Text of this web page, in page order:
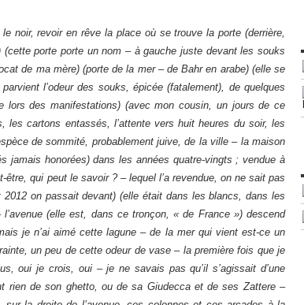
puis je suis reparti) et descendant encore l’avenue on trouvera la gare maritime, le terminus du TGM et d’autres choses encore – impossible de penser à ces histoires-là (celles de Tunisie) sans se souvenir (de celles de l’Algérie) (et du Maroc, notre ami le roi) de l’enlèvement devant la brasserie du boulevard Lipp, de la Tricontinentale et des terribles agissements des services secrets – le milieu des années soixante et ses barbouzes – et de ce fait, du coin de la rue, le drugstore (tu te souviens les drugstores ?) (un attentat, Carlos 74, celui des Champs-Elysées, celui de l’Opéra et dans celui-là, de Saint-Germain des Prés, éclate une grenade à fragmentation) (on vivait alors rue de Lille) – c’est que cette histoire ne m’est pas étrangère, tu vois (sans doute est-elle la résultante de ces événements, comme on les appelait : je ne savais, de ce qui advint, rien sinon ce qu’on ne m’en disait pas mais que je percevais, ce qu’on ne disait pas aux enfants et il se peut que nous les enfants les entendions parler de ces choses étranges (étrangères ?) les arabes, les autres, les Français et les attentats, la guerre « pacificatrice », ce type de blague je suppose (mais je n’y comprenais rien) – de ce moment où quinze ans plus tôt on tirait à la mitraillette sur la ds noire de jais du général du côté du Petit Clamart – quand on dit « du général » on ne sous-entend pas spécialement Alcazar – c’est cette époque-là, entre dix et quinze ans plus tard, probablement, comme si j’étais resté là-bas – la petite maison, je ne saurais dire où elle se trouve mais elle est dans les bleus, comme celle de la voisine Norma qui, elle, ne paye pas de loyer – on ne sait pas, existe-t-elle vraiment cette tondue-là ? chauves tous les deux, tous les trois, comme moi un peu – je suis sans doute dans les trois, il y a du Chagrin et de la Pitié dans cette histoire-là – pourtant en recherchant un peu ce qui s’y trame – et dans les odeurs de poissons frits, de jus d’orange et de lauriers roses – rendre les maisons de plain-pied ressortit peut-être du fait qu’il y avait là-bas au rez-de-chaussée un garage et une buanderie, mais pas de chambre – il se peut qu’aujourd’hui il s’agisse d’un studio dans lequel un adolescent regarde sur son téléphone portable quelque série stérile et interdite – il ne m’est pas tellement douteux que les acteurs soient des fantômes, j’aime savoir que Norma n’existe pas ou alors qu’elle ne représente que la mort simplement et qu’elle aime à se saisir de l’amour qu’elle éprouve pour le vieux salopard Fauteuil (j’ai dans l’idée que « salopard » ne suffit pas à le qualifier, il se trouve tenu dans l’éventail créé par des Eichmann et autres Mengele, lequel est mort au Brésil, la ville se nomme Bertigoa – à l’ouverture de la fiction (l’étude en beige) il y avait cette volonté, elle s’y trouverait toujours (j’ai retrouvé la maison là-bas, du côté de la plage, Sao Paulo et palmiers) – il me semble avoir repéré quelque part une affaire de cet ordre pourtant, il y a un livre écrit sur ce thème – l’immonde saloperie médicale Mengele est mort en soixante-quinze (il s’est noyé, l’enflure) – les choses se resserrent, mais non, « salopard » est indiscutablement insuffisant) (et la prise en compte de ce thème, de cette ambiance, de ces souvenirs qui n’existent pas, la volonté de s’y débattre, d’y aboutir, d’en faire une espèce de centre de l’histoire tout en voulant s’en échapper, est à mettre à l’actif de cet individu qui écrit, qui n’a pas d’autres exigences que de tenir la distance – une saison en atelier sans doute – mettre au point quelque chose, et savoir qu’on peut aller au bout, s’il s’agit d’un terme – ça ne faisait aucun doute, ni question ni discussion intérieure, jamais d’ailleurs – et dans les mêmes dispositions (j’aime beaucoup « disposition »), on peut aussi déceler que, de cette sale histoire de trente-neuf quarante-cinq, des juifs et des autres assassinés par l’ordure, humaine cependant, ce n’est pas douteux, tue par mon père, elle aussi, comme celle de l’Algérie, serait-elle française, de cette organisation armée secrète, des bombes sous les tables des cafés alors que la neige envahissait les rues de A., le simple fait de n’en pas parler (à table ou ailleurs) implique qu’elle ressorte dès qu’une ouverture bée (quand on ne sait pas où on va, probablement un pli, une route, une tendance, un souvenir effacé prend-il le pouvoir ou le dessus ou essaye simplement de parvenir à la conscience) – après tout, ce sont les tirets et les parenthèses, le délice de ne pas terminer les phrases, de ne pas poser de point final, il y avait sur le bureau dans la maison brûlée le Grévisse dans lequel j’ai découvert à cinquante ans passés le pluriel de amour délice orgue – ce qui renvoie directement à l’école primaire du mois de septembre soixante et à la dictée rétrogradataire de neuf heures du matin qui, à dix heures, de la neuvième me renvoyait en dixième – un peu comme pour les consignes d’ici, je n’y avais rien compris, ce n’est pas de l’incompréhension, exactement tu vois, non, c’est qu’à un moment, je préfère ne pas y penser et me laisser aller ailleurs, les choses et les images viennen